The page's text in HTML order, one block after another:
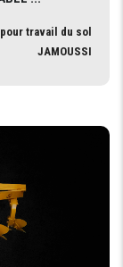
travail du sol
JAMOUSSI